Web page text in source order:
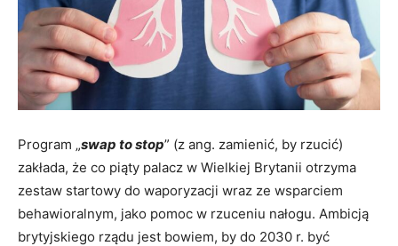
Program „swap to stop” (z ang. zamienić, by rzucić)
zakłada, że co piąty palacz w Wielkiej Brytanii otrzyma
zestaw startowy do waporyzacji wraz ze wsparciem
behawioralnym, jako pomoc w rzuceniu nałogu. Ambicją
brytyjskiego rządu jest bowiem, by do 2030 r. być